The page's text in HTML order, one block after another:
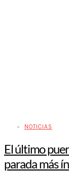
NOTICIAS
El último
parada más